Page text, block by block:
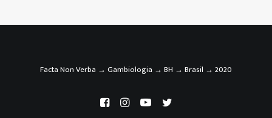
Facta Non Verba → Gambiologia → BH → Brasil → 2020